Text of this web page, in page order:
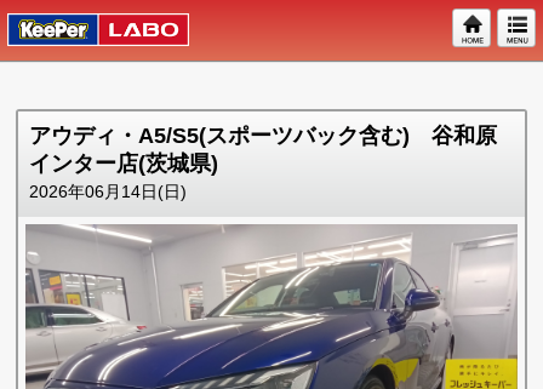
アウディ・A5/S5(スポーツバック含む) 谷和原
インター店(茨城県)
2026年06月14日(日)